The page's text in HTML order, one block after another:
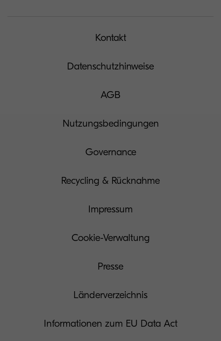
Kontakt
Datenschutzhinweise
AGB
Nutzungsbedingungen
Governance
Recycling & Rücknahme
Impressum
Cookie-Verwaltung
Presse
Länderverzeichnis
Informationen zum EU Data Act